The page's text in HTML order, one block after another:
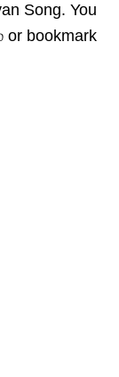
Song. You
or bookmark